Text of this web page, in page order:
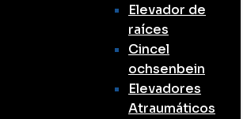
Elevador de
raíces
Cincel
ochsenbein
Elevadores
Atraumáticos